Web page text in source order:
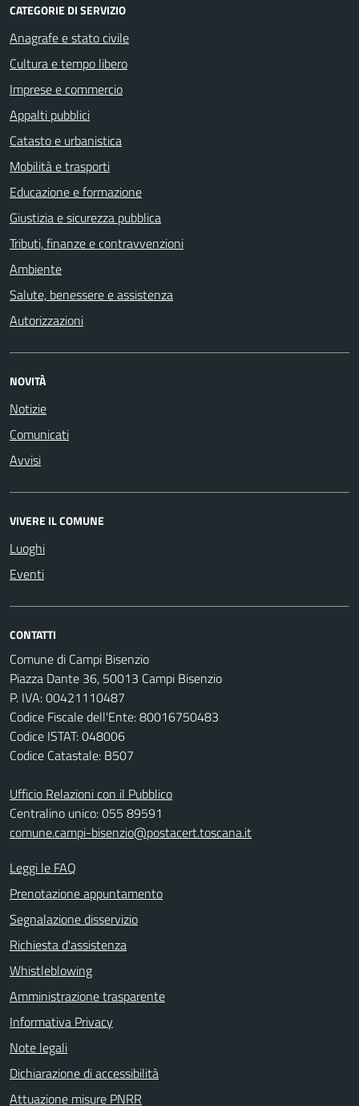
CATEGORIE DI SERVIZIO
Anagrafe e stato civile
Cultura e tempo libero
Imprese e commercio
Appalti pubblici
Catasto e urbanistica
Mobilità e trasporti
Educazione e formazione
Giustizia e sicurezza pubblica
Tributi, finanze e contravvenzioni
Ambiente
Salute, benessere e assistenza
Autorizzazioni
NOVITÀ
Notizie
Comunicati
Avvisi
VIVERE IL COMUNE
Luoghi
Eventi
CONTATTI
Comune di Campi Bisenzio
Piazza Dante 36, 50013 Campi Bisenzio
P. IVA: 00421110487
Codice Fiscale dell'Ente: 80016750483
Codice ISTAT: 048006
Codice Catastale: B507
Ufficio Relazioni con il Pubblico
Centralino unico: 055 89591
comune.campi-bisenzio@postacert.toscana.it
Leggi le FAQ
Prenotazione appuntamento
Segnalazione disservizio
Richiesta d'assistenza
Whistleblowing
Amministrazione trasparente
Informativa Privacy
Note legali
Dichiarazione di accessibilità
Attuazione misure PNRR